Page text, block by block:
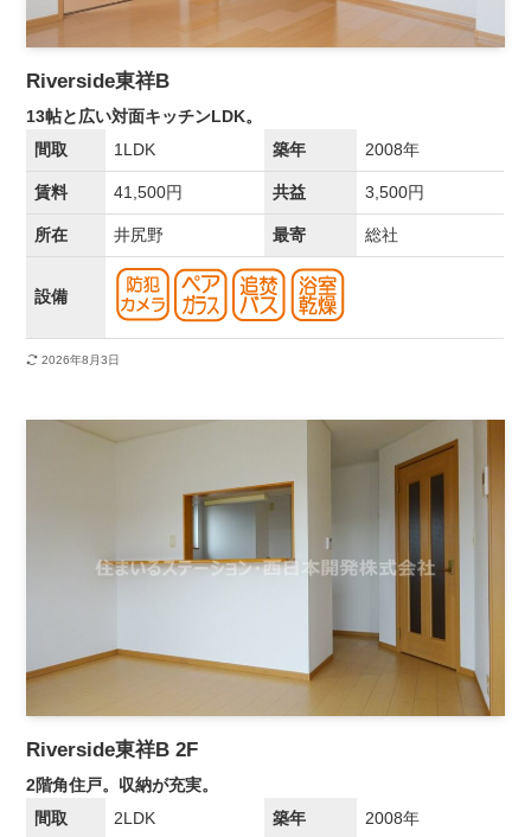
Riverside東祥B
13帖と広い対面キッチンLDK。
間取
1LDK 築年 2008年
賃料 41,500円 共益 3,500円
所在 井尻野 最寄 総社
設備
2026年8月3日
Riverside東祥B 2F
2階角住戸。収納が充実。
間取
2LDK 築年 2008年